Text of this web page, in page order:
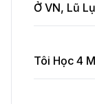
Ở VN, Lũ
Tôi Học 4